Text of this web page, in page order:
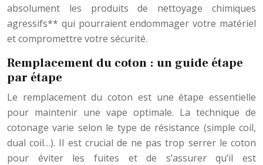
absolument les produits de nettoyage chimiques
agressifs** qui pourraient endommager votre matériel
et compromettre votre sécurité.
Remplacement du coton : un guide étape
par étape
Le remplacement du coton est une étape essentielle
pour maintenir une vape optimale. La technique de
cotonage varie selon le type de résistance (simple coil,
dual coil…). Il est crucial de ne pas trop serrer le coton
pour éviter les fuites et de s’assurer qu’il est